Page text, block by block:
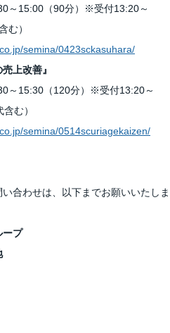
～15:00（90分）※受付13:20～
む）
semina/0423sckasuhara/
上改善』
～15:30（120分）※受付13:20～
む）
semina/0514scuriagekaizen/
合わせは、以下までお願いいたしま
ープ